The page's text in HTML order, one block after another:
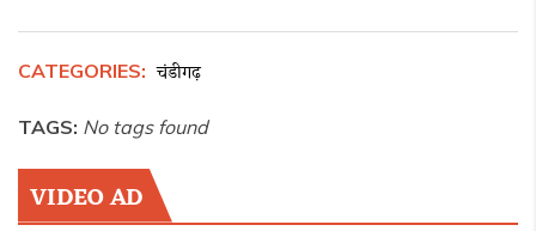
CATEGORIES: चंडीगढ़
TAGS: No tags found
VIDEO AD